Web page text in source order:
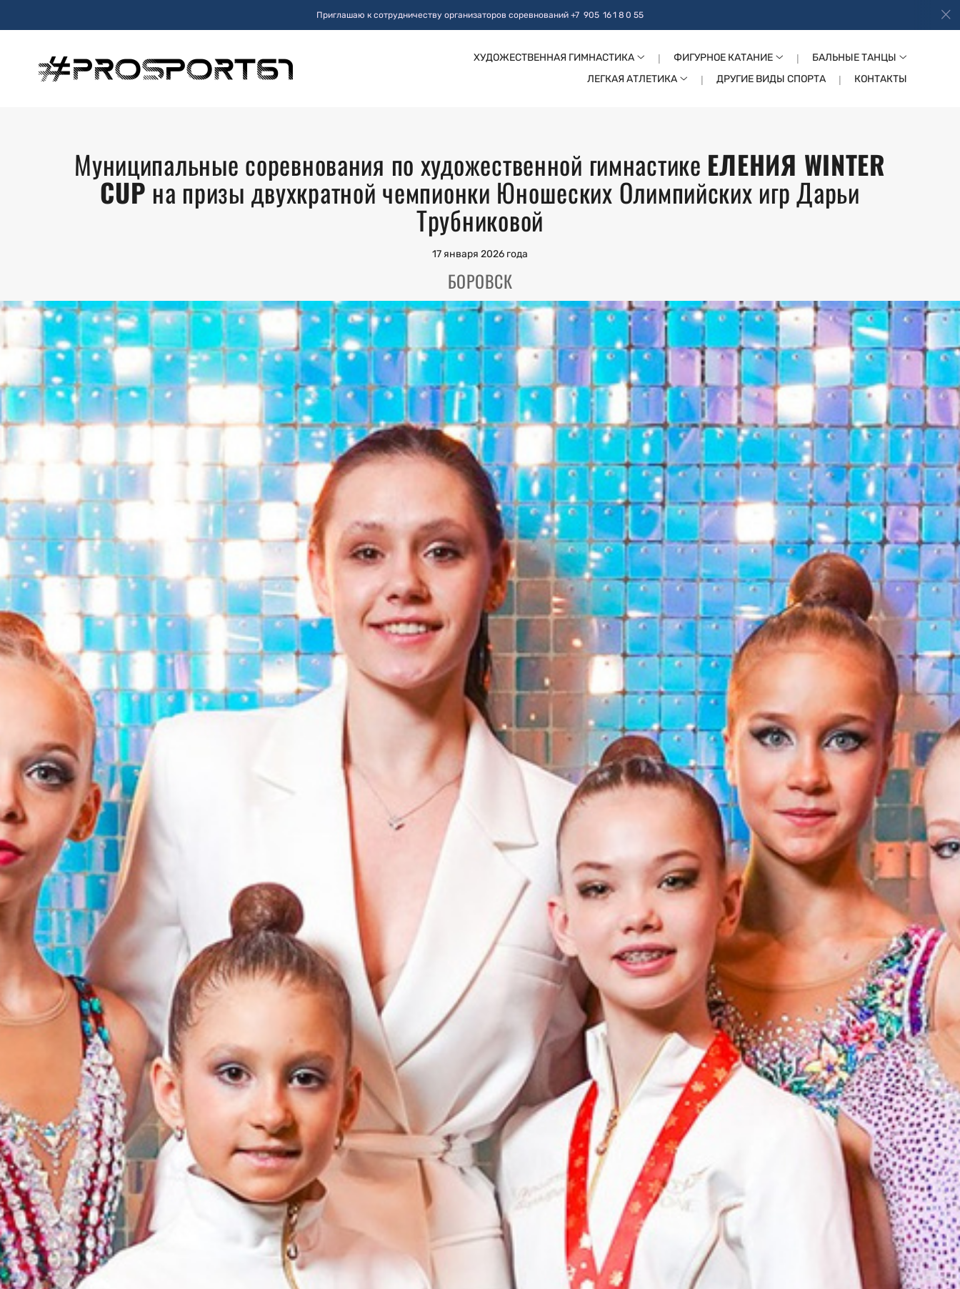
ХУДОЖЕСТВЕННАЯ ГИМНАСТИКА ФИГУРНОЕ КАТАНИЕ
БАЛЬНЫЕ ТАНЦЫ
ЛЕГКАЯ АТЛЕТИКА
ДРУГИЕ ВИДЫ СПОРТА КОНТАКТЫ
Муниципальные соревнования по художественной гимнастике ЕЛЕНИЯ WINTER
CUP на призы двухкратной чемпионки Юношеских Олимпийских игр Дарьи
Трубниковой
17 января 2026 года
БОРОВСК
Приглашаю к сотрудничеству организаторов соревнований +7 905 16 1 8 0 55